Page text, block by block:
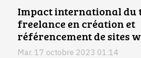
Impact international
freelance en création et
référencement de sites
Mar. 17 octobre 2023 01:14